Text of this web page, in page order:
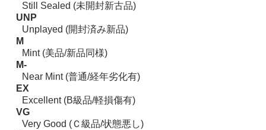
Still Sealed (未開封新古品)
UNP
Unplayed (開封済み新品)
M
Mint (美品/新品同様)
M-
Near Mint (普通/経年劣化有)
EX
Excellent (B級品/軽損傷有)
VG
Very Good (Ｃ級品/状態悪し)